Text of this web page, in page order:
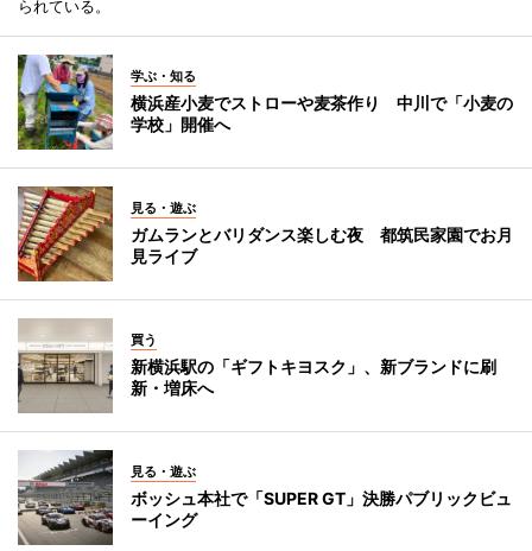
られている。
学ぶ・知る
横浜産小麦でストローや麦茶作り 中川で「小麦の
学校」開催へ
見る・遊ぶ
ガムランとバリダンス楽しむ夜 都筑民家園でお月
見ライブ
買う
新横浜駅の「ギフトキヨスク」、新ブランドに刷
新・増床へ
見る・遊ぶ
ボッシュ本社で「SUPER GT」決勝パブリックビュ
ーイング